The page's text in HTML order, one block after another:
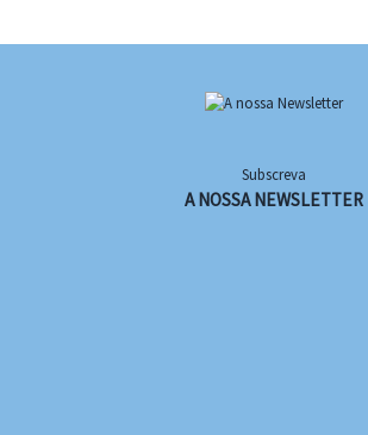
Subscreva
A NOSSA NEWSLETTER